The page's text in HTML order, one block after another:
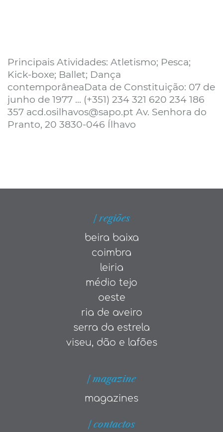
Principais Atividades: Atletismo; Pesca;
Kick-boxe; Ballet; Dança
contemporâneaData de Constituição: 07 de
junho de 1977 ... (+351) 234 321 620 234 186
357 acd.osilhavos@sapo.pt Av. Senhora do
Pranto, 20 3830-046 Ílhavo
| regiões
beira baixa
coimbra
leiria
médio tejo
oeste
ria de aveiro
serra da estrela
viseu, dão e lafões
| magazine
magazines
| contactos